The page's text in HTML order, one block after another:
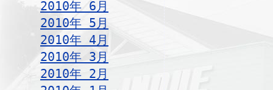
2010年 6月
2010年 5月
2010年 4月
2010年 3月
2010年 2月